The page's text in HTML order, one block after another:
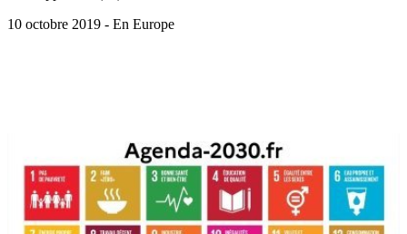
10 octobre 2019 - En Europe